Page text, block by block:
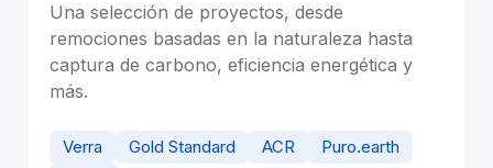
Una selección de proyectos, desde
remociones basadas en la naturaleza hasta
captura de carbono, eficiencia energética y
más.
Verra Gold Standard ACR
Puro.earth